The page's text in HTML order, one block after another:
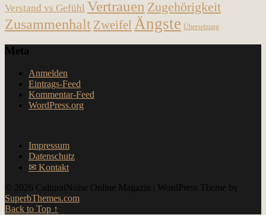
Verstand vs Gefühl Vertrauen Zugehörigkeit
Zusammenhalt Zweifel Ängste Übersetzung
Meta
Anmelden
Eintrags-Feed
Kommentar-Feed
WordPress.org
Impressum
Datenschutz
✉︎ Kontakt
© 2026 CulturalNoise Online Magazin
| WordPress Theme by
SuperbThemes.com
Back to Top ↑